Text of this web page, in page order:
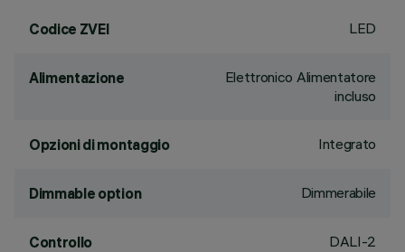
Codice ZVEI LED
Alimentazione
Elettronico Alimentatore
incluso
Opzioni di montaggio Integrato
Dimmable option Dimmerabile
Controllo DALI-2